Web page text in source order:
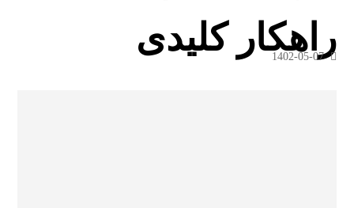
راهکار کلیدی
1402-05-07